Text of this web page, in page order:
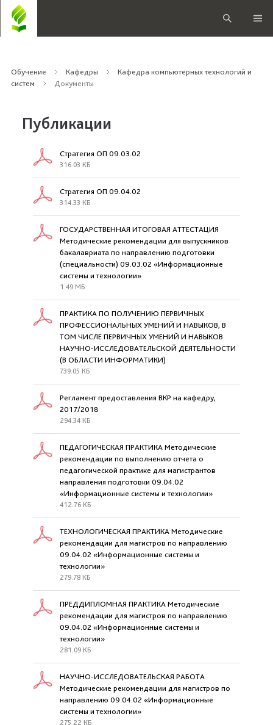
Обучение Кафедры
Кафедра компьютерных технологий и
систем
Документы
Публикации
Стратегия ОП 09.03.02
316.03 КБ
Стратегия ОП 09.04.02
314.33 КБ
ГОСУДАРСТВЕННАЯ ИТОГОВАЯ АТТЕСТАЦИЯ
Методические рекомендации для выпускников
бакалавриата по направлению подготовки
(специальности) 09.03.02 «Информационные
системы и технологии»
1.49 МБ
ПРАКТИКА ПО ПОЛУЧЕНИЮ ПЕРВИЧНЫХ
ПРОФЕССИОНАЛЬНЫХ УМЕНИЙ И НАВЫКОВ, В
ТОМ ЧИСЛЕ ПЕРВИЧНЫХ УМЕНИЙ И НАВЫКОВ
НАУЧНО-ИССЛЕДОВАТЕЛЬСКОЙ ДЕЯТЕЛЬНОСТИ
(В ОБЛАСТИ ИНФОРМАТИКИ)
739.05 КБ
Регламент предоставления ВКР на кафедру,
2017/2018
294.34 КБ
ПЕДАГОГИЧЕСКАЯ ПРАКТИКА Методические
рекомендации по выполнению отчета о
педагогической практике для магистрантов
направления подготовки 09.04.02
«Информационные системы и технологии»
412.76 КБ
ТЕХНОЛОГИЧЕСКАЯ ПРАКТИКА Методические
рекомендации для магистров по направлению
09.04.02 «Информационные системы и
технологии»
279.78 КБ
ПРЕДДИПЛОМНАЯ ПРАКТИКА Методические
рекомендации для магистров по направлению
09.04.02 «Информационные системы и
технологии»
281.09 КБ
НАУЧНО-ИССЛЕДОВАТЕЛЬСКАЯ РАБОТА
Методические рекомендации для магистров по
направлению 09.04.02 «Информационные
системы и технологии»
275.22 КБ